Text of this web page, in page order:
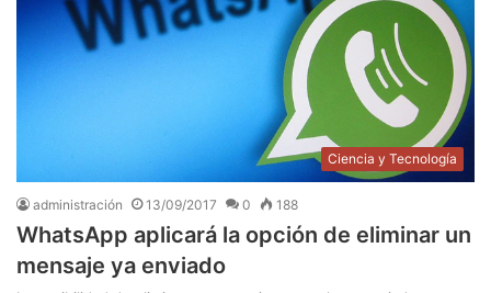
Ciencia y Tecnología
administración 13/09/2017 0 188
WhatsApp aplicará la opción de eliminar un
mensaje ya enviado